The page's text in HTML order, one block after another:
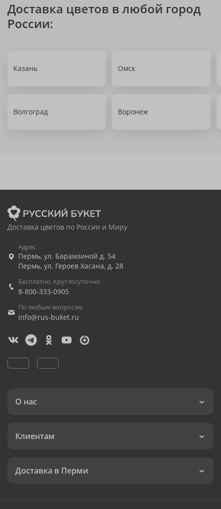
Доставка цветов в любой город
России:
Казань Омск
Волгоград Воронеж
Доставка цветов по России и Миру
Адрес
Пермь, ул. Барамзиной д. 54
Пермь, ул. Героев Хасана, д. 28
Бесплатно. Круглосуточно
8-800-333-0905
По любым вопросам
info@rus-buket.ru
О нас
Клиентам
Доставка в Перми